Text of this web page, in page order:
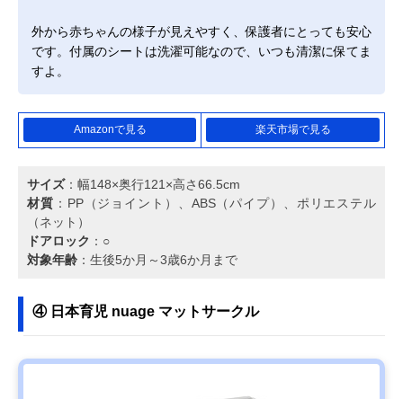
外から赤ちゃんの様子が見えやすく、保護者にとっても安心
です。付属のシートは洗濯可能なので、いつも清潔に保てま
すよ。
Amazonで見る 楽天市場で見る
サイズ：幅148×奥行121×高さ66.5cm
材質 ：PP（ジョイント）、ABS（パイプ）、ポリエステル
（ネット）
ドアロック ：○
対象年齢 ：生後5か月～3歳6か月まで
④ 日本育児 nuage マットサークル